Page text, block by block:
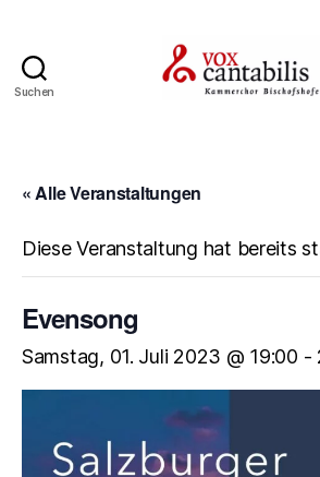
Suchen
« Alle Veranstaltungen
Diese Veranstaltung hat bereits
Evensong
Samstag, 01. Juli 2023 @ 19:00 -